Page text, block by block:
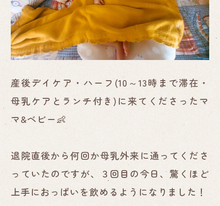
産後デイケア・ハーフ(10～13時まで滞在・
母乳ケアとランチ付き)に来てくださったマ
マ&ベビー👶
退院直後から何回か母乳外来に通ってくださ
っていたのですが、３回目の今日、驚くほど
上手におっぱいを飲めるようになりました！